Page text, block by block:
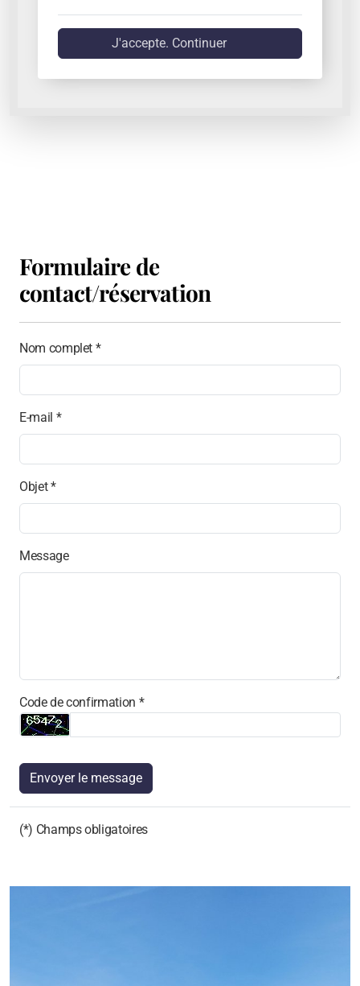
J'accepte. Continuer
Formulaire de
contact/réservation
Nom complet *
E-mail *
Objet *
Message
Code de confirmation *
Envoyer le message
(*) Champs obligatoires